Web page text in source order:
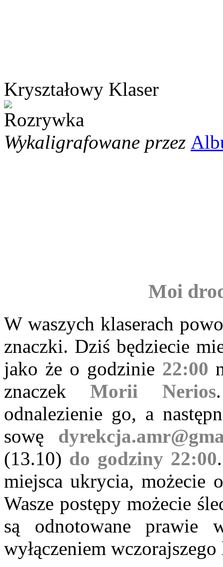
Kryształowy Klaser
Wykaligrafowane przez
Moi
W waszych klaserach
znaczki. Dziś będziecie
jako że o godzinie 22:00
znaczekMorii Nerios
odnalezienie go, a
sowę
(13.10) do godziny 22:00
miejsca ukrycia, możecie
Wasze postępy możecie
są odnotowane prawie
wyłączeniem